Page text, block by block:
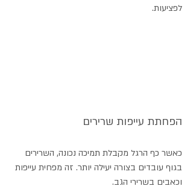
לפציעות.
הפחתת עייפות שרירים
כאשר כף הרגל מקבלת תמיכה נכונה, השרירים
בגוף עובדים בצורה יעילה יותר. זה מפחית עייפות
וכאבים בשרירי הגב.